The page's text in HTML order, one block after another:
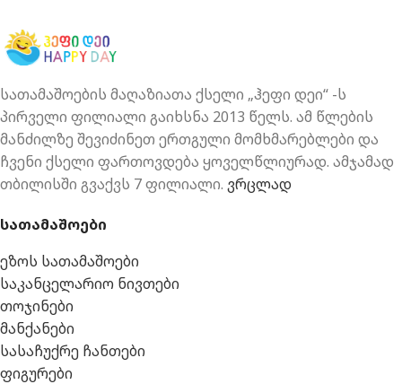
სათამაშოების მაღაზიათა ქსელი „ჰეფი დეი“ -ს
პირველი ფილიალი გაიხსნა 2013 წელს. ამ წლების
მანძილზე შევიძინეთ ერთგული მომხმარებლები და
ჩვენი ქსელი ფართოვდება ყოველწლიურად. ამჯამად
თბილისში გვაქვს 7 ფილიალი. ვრცლად
სათამაშოები
ეზოს სათამაშოები
საკანცელარიო ნივთები
თოჯინები
მანქანები
სასაჩუქრე ჩანთები
ფიგურები